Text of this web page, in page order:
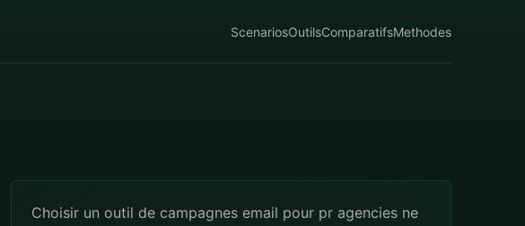
ScenariosOutilsComparatifsMethodes
Choisir un outil de campagnes email pour pr agencies ne